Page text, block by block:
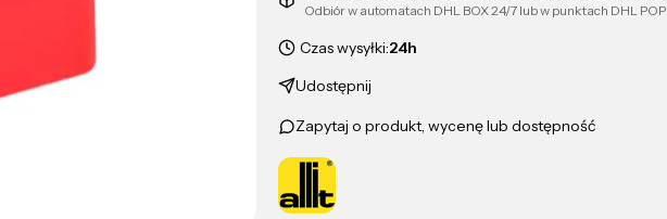
Odbiór w automatach DHL BOX 24/7 lub w punktach DHL POP
Czas wysyłki:24h
Udostępnij
Zapytaj o produkt, wycenę lub dostępność